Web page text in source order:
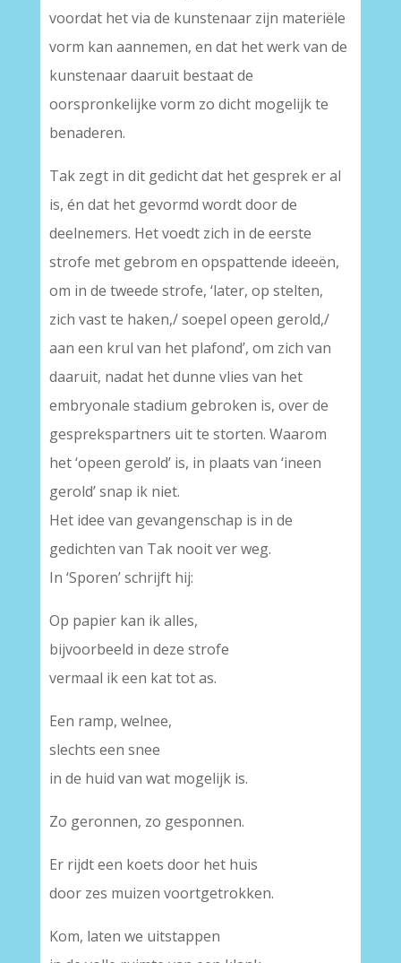
voordat het via de kunstenaar zijn materiële
vorm kan aannemen, en dat het werk van de
kunstenaar daaruit bestaat de
oorspronkelijke vorm zo dicht mogelijk te
benaderen.
Tak zegt in dit gedicht dat het gesprek er al
is, én dat het gevormd wordt door de
deelnemers. Het voedt zich in de eerste
strofe met gebrom en opspattende ideeën,
om in de tweede strofe, ‘later, op stelten,
zich vast te haken,/ soepel opeen gerold,/
aan een krul van het plafond’, om zich van
daaruit, nadat het dunne vlies van het
embryonale stadium gebroken is, over de
gesprekspartners uit te storten. Waarom
het ‘opeen gerold’ is, in plaats van ‘ineen
gerold’ snap ik niet.
Het idee van gevangenschap is in de
gedichten van Tak nooit ver weg.
In ‘Sporen’ schrijft hij:
Op papier kan ik alles,
bijvoorbeeld in deze strofe
vermaal ik een kat tot as.
Een ramp, welnee,
slechts een snee
in de huid van wat mogelijk is.
Zo geronnen, zo gesponnen.
Er rijdt een koets door het huis
door zes muizen voortgetrokken.
Kom, laten we uitstappen